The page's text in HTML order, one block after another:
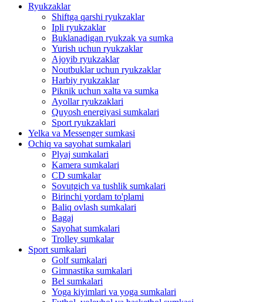
Ryukzaklar
Shiftga qarshi ryukzaklar
Ipli ryukzaklar
Buklanadigan ryukzak va sumka
Yurish uchun ryukzaklar
Ajoyib ryukzaklar
Noutbuklar uchun ryukzaklar
Harbiy ryukzaklar
Piknik uchun xalta va sumka
Ayollar ryukzaklari
Quyosh energiyasi sumkalari
Sport ryukzaklari
Yelka va Messenger sumkasi
Ochiq va sayohat sumkalari
Plyaj sumkalari
Kamera sumkalari
CD sumkalar
Sovutgich va tushlik sumkalari
Birinchi yordam to'plami
Baliq ovlash sumkalari
Bagaj
Sayohat sumkalari
Trolley sumkalar
Sport sumkalari
Golf sumkalari
Gimnastika sumkalari
Bel sumkalari
Yoga kiyimlari va yoga sumkalari